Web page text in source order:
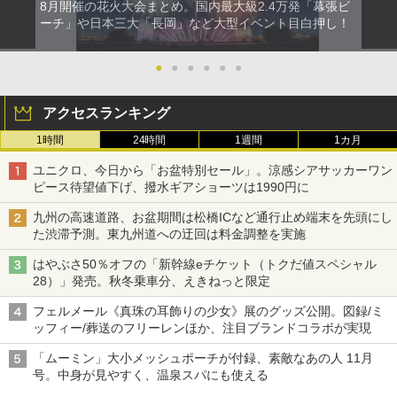
8月開催の花火大会まとめ。国内最大級2.4万発「幕張ビ
ーチ」や日本三大「長岡」など大型イベント目白押し！
● ● ● ● ● ●
アクセスランキング
1時間 24時間 1週間 1カ月
ユニクロ、今日から「お盆特別セール」。涼感シアサッカーワン
ピース待望値下げ、撥水ギアショーツは1990円に
九州の高速道路、お盆期間は松橋ICなど通行止め端末を先頭にし
た渋滞予測。東九州道への迂回は料金調整を実施
はやぶさ50％オフの「新幹線eチケット（トクだ値スペシャル
28）」発売。秋冬乗車分、えきねっと限定
フェルメール《真珠の耳飾りの少女》展のグッズ公開。図録/ミ
ッフィー/葬送のフリーレンほか、注目ブランドコラボが実現
「ムーミン」大小メッシュポーチが付録、素敵なあの人 11月
号。中身が見やすく、温泉スパにも使える